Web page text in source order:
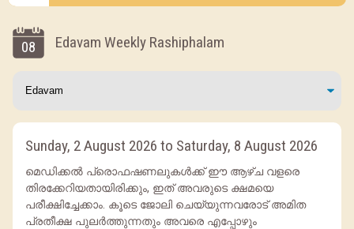
08 Edavam Weekly Rashiphalam
Sunday, 2 August 2026 to Saturday, 8 August 2026
മെഡിക്കൽ പ്രൊഫഷണലുകൾക്ക് ഈ ആഴ്ച വളരെ
തിരക്കേറിയതായിരിക്കും, ഇത് അവരുടെ ക്ഷമയെ
പരീക്ഷിച്ചേക്കാം. കൂടെ ജോലി ചെയ്യുന്നവരോട് അമിത
പ്രതീക്ഷ പുലർത്തുന്നതും അവരെ എപ്പോഴും